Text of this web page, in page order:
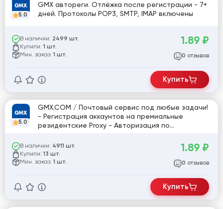
5.0
GMX автореги. Отлёжка после регистрации - 7+
дней. Протоколы POP3, SMTP, IMAP включены
В наличии: 2499 шт.
Купили: 1 шт.
Мин. заказ: 1 шт.
1.89 ₽
0 отзывов
Купить
5.0
GMX.COM / Почтовый сервис под любые задачи!
- Регистрация аккаунтов на премиальные
резидентские Proxy - Авторизация по
использование! - Формат: Login;Pass / #919783
В наличии: 4911 шт.
Купили: 13 шт.
Мин. заказ: 1 шт.
1.89 ₽
0 отзывов
Купить